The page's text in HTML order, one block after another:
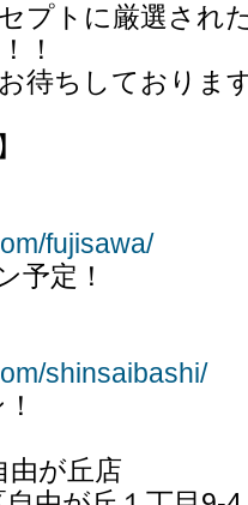
プトに厳選され
！
待ちしておりま
fujisawa/
予定！
shinsaibashi/
が丘店